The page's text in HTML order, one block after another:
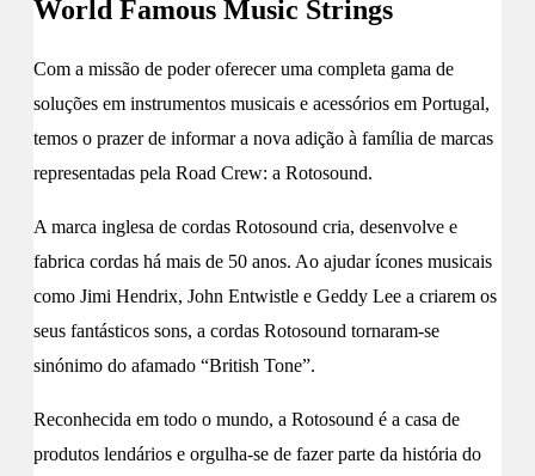
World Famous Music Strings
Com a missão de poder oferecer uma completa gama de
soluções em instrumentos musicais e acessórios em Portugal,
temos o prazer de informar a nova adição à família de marcas
representadas pela Road Crew: a Rotosound.
A marca inglesa de cordas Rotosound cria, desenvolve e
fabrica cordas há mais de 50 anos. Ao ajudar ícones musicais
como Jimi Hendrix, John Entwistle e Geddy Lee a criarem os
seus fantásticos sons, a cordas Rotosound tornaram-se
sinónimo do afamado “British Tone”.
Reconhecida em todo o mundo, a Rotosound é a casa de
produtos lendários e orgulha-se de fazer parte da história do